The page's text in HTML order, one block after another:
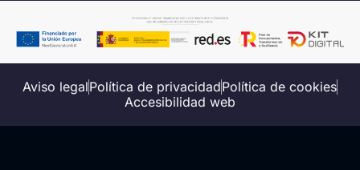
Aviso legalPolítica de privacidadPolítica de cookies
Accesibilidad web